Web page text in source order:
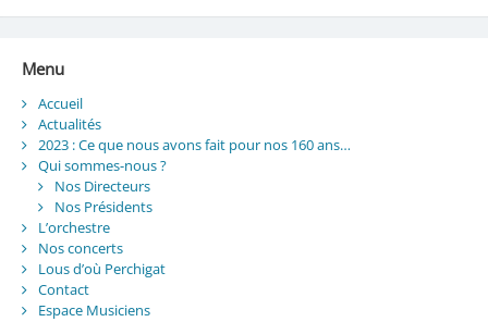
Menu
Accueil
Actualités
2023 : Ce que nous avons fait pour nos 160 ans…
Qui sommes-nous ?
Nos Directeurs
Nos Présidents
L’orchestre
Nos concerts
Lous d’où Perchigat
Contact
Espace Musiciens